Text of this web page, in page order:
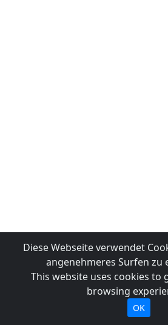
Diese Webseite verwendet
angenehmeres Surfen zu
This website uses cookies to
browsing
OK